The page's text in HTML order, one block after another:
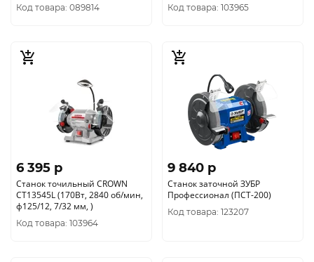
Код товара: 089814 Код товара: 103965
6 395 p
Станок точильный CROWN
CT13545L (170Вт, 2840 об/мин,
ф125/12, 7/32 мм, )
Код товара: 103964
9 840 p
Станок заточной ЗУБР
Профессионал (ПСТ-200)
Код товара: 123207